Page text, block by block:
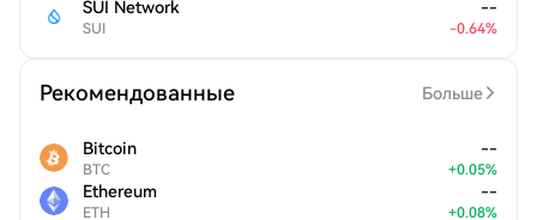
SUI Network
SUI
--
-0.64%
Рекомендованные Больше
Bitcoin
BTC
--
+0.05%
Ethereum
ETH
--
+0.08%